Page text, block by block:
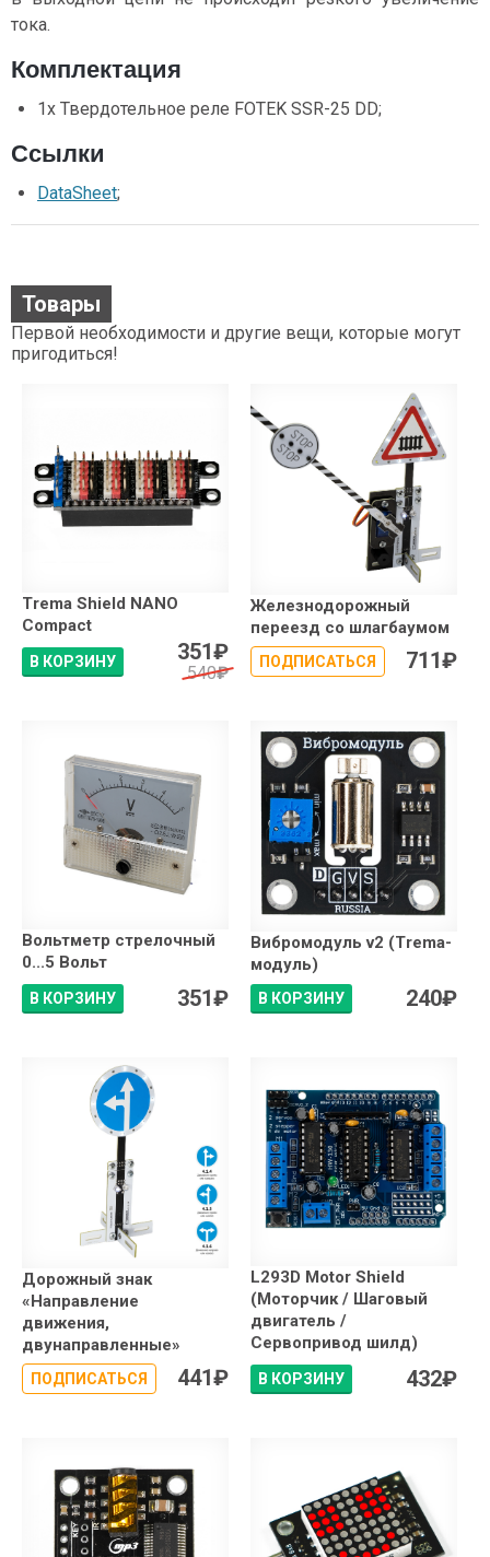
тока.
Комплектация
1х Твердотельное реле FOTEK SSR-25 DD;
Ссылки
DataSheet;
Товары
Первой необходимости и другие вещи, которые могут
пригодиться!
Trema Shield NANO
Compact
В КОРЗИНУ 351₽
540₽
Железнодорожный
переезд со шлагбаумом
ПОДПИСАТЬСЯ 711₽
Вольтметр стрелочный
0...5 Вольт
В КОРЗИНУ 351₽
Вибромодуль v2 (Trema-
модуль)
В КОРЗИНУ 240₽
Дорожный знак
«Направление
движения,
двунаправленные»
ПОДПИСАТЬСЯ 441₽
L293D Motor Shield
(Моторчик / Шаговый
двигатель /
Сервопривод шилд)
В КОРЗИНУ 432₽